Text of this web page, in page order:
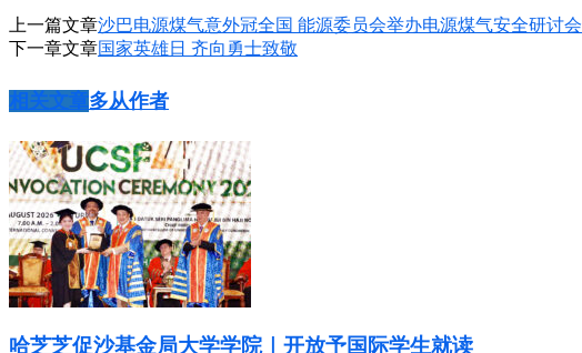
上一篇文章沙巴电源煤气意外冠全国 能源委员会举办电源煤气安全研讨会
下一章文章国家英雄日 齐向勇士致敬
相关文章多从作者
哈芝芝促沙基金局大学学院｜开放予国际学生就读